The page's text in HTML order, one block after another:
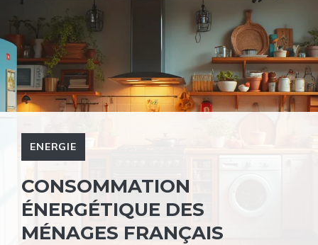
ENERGIE
CONSOMMATION
ÉNERGÉTIQUE DES
MÉNAGES FRANÇAIS